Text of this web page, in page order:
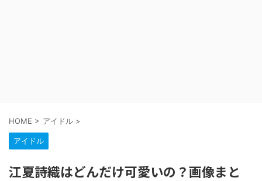
HOME > アイドル >
アイドル
江夏詩織はどんだけ可愛いの？画像まと